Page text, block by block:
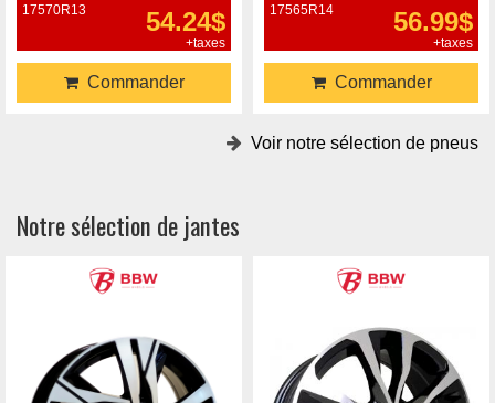
17570R13
54.24$
+taxes
Commander
17565R14
56.99$
+taxes
Commander
Voir notre sélection de pneus
Notre sélection de jantes